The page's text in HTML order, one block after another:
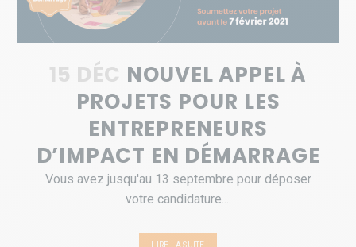
15 DÉC NOUVEL APPEL À
PROJETS POUR LES
ENTREPRENEURS
D’IMPACT EN DÉMARRAGE
Vous avez jusqu'au 13 septembre pour déposer
votre candidature....
LIRE LA SUITE